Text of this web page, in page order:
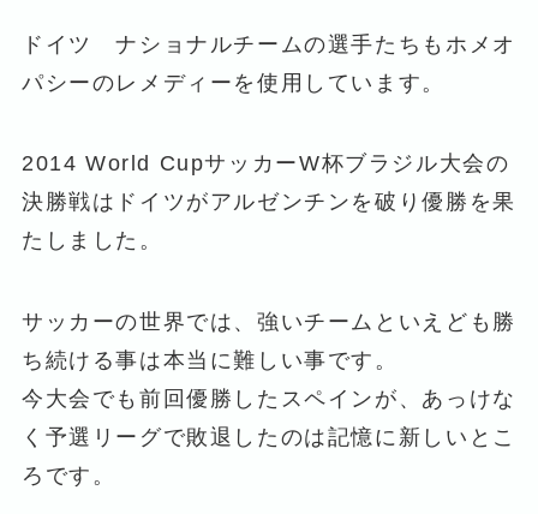
ドイツ ナショナルチームの選手たちもホメオ
パシーのレメディーを使用しています。
2014 World CupサッカーW杯ブラジル大会の
決勝戦はドイツがアルゼンチンを破り優勝を果
たしました。
サッカーの世界では、強いチームといえども勝
ち続ける事は本当に難しい事です。
今大会でも前回優勝したスペインが、あっけな
く予選リーグで敗退したのは記憶に新しいとこ
ろです。